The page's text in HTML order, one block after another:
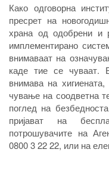
Како одговорна
пресрет на
храна од одобрени и
имплементирано
внимаваат на
каде тие се чуваат.
внимава на хигиената,
чување на соодветна
поглед на
пријават на
потрошувачите на
0800 3 22 22, или на